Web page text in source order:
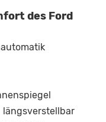
des Ford